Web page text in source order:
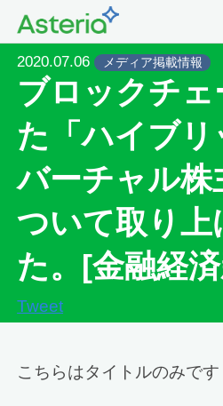
2020.07.06 メディア掲載情報
ブロックチ
た「ハイブリ
バーチャル株
ついて取り上
た。[金融経
Tweet
こちらはタイトルのみです